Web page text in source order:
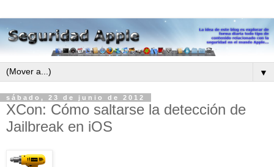
▼
sábado, 23 de junio de 2012
XCon: Cómo saltarse la detección de
Jailbreak en iOS